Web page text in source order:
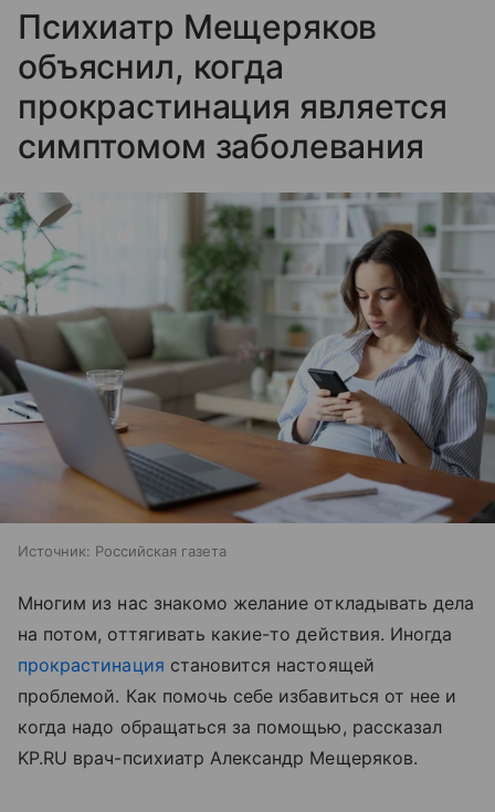
Психиатр Мещеряков
объяснил, когда
прокрастинация является
симптомом заболевания
Источник: Российская газета
Многим из нас знакомо желание откладывать дела
на потом, оттягивать какие-то действия. Иногда
прокрастинация становится настоящей
проблемой. Как помочь себе избавиться от нее и
когда надо обращаться за помощью, рассказал
KP.RU врач-психиатр Александр Мещеряков.